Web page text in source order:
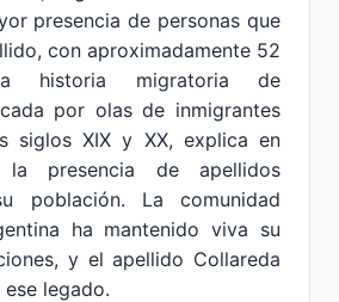
presencia de personas que
con aproximadamente 52
historia migratoria de
por olas de inmigrantes
siglos XIX y XX, explica en
la presencia de apellidos
población. La comunidad
ha mantenido viva su
y el apellido Collareda
legado.